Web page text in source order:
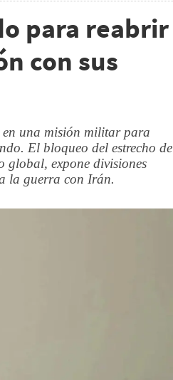
para reabrir
con sus
una misión militar para
El bloqueo del estrecho de
global, expone divisiones
la guerra con Irán.